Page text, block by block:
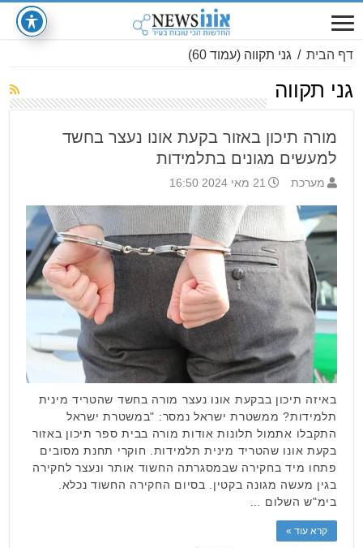
דף הבית / גני תקווה (עמוד 60)
גני תקווה
מורה תיכון באזור בקעת אונו נעצר בחשד
למעשים מגונים בתלמידות
מערכת 21 מאי 2024 16:50
באיזה תיכון בבקעת אונו נעצר מורה בחשד שהטריד מינית
תלמידות? ממשטרת ישראל נמסר: "במשטרת ישראל
התקבלו אתמול תלונות אודות מורה בבית ספר תיכון באזור
בקעת אונו שהטריד מינית תלמידות. חוקרי תחנת מסובים
פתחו מיד בחקירה שבמסגרתה החשוד אותר ונעצר לחקירה
בגין מעשה מגונה בקטין. בסיום החקירה החשוד נכלא.
בימ"ש השלום …
קרא עוד »